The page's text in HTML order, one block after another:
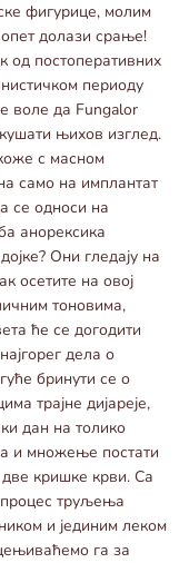
фигурице, молим
долази срање!
од постоперативних
периоду
воле да Fungalor
њихов изглед.
с масном
само на имплантат
се односи на
анорексика
Они гледају на
осетите на овој
тоновима,
ће се догодити
дела о
бринути се о
трајне дијареје,
дан на толико
и множење постати
две кришке крви. Са
труљења
и јединим леком
га за